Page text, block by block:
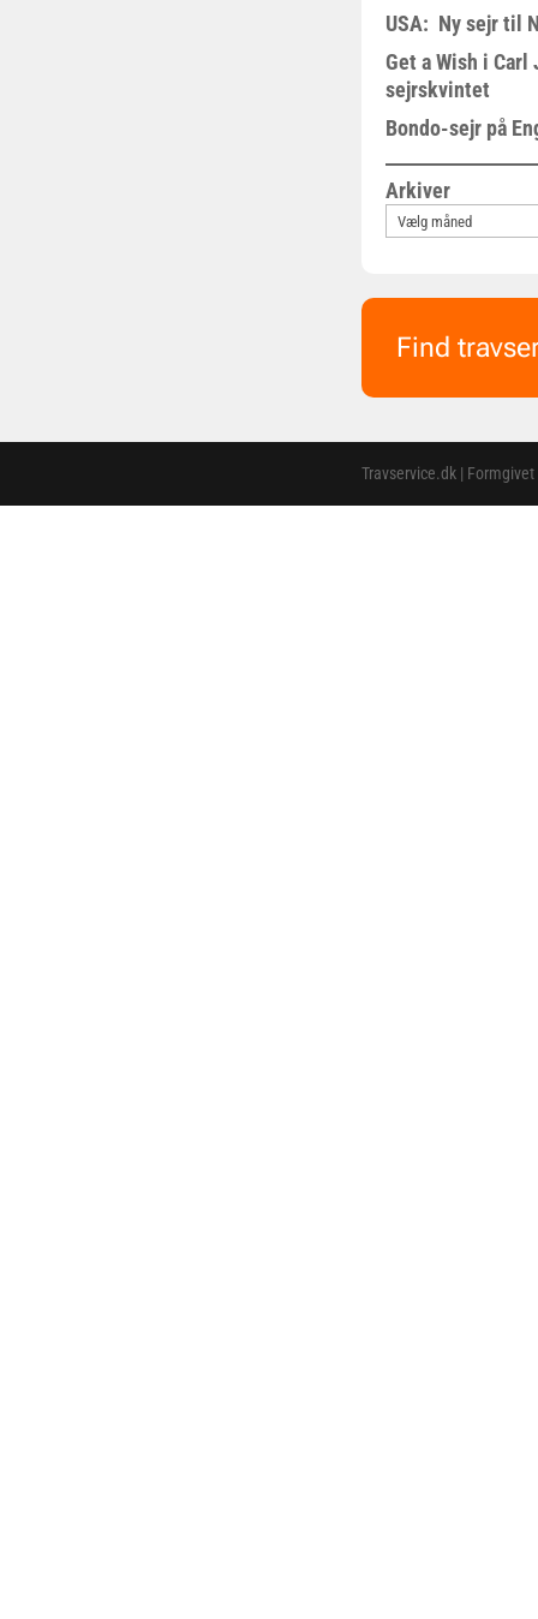
USA: Ny sejr til
Get a Wish i Carl
sejrskvintet
Bondo-sejr på
Arkiver
Find
Travservice.dk |